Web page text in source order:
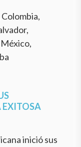
EXITOSA
inició sus